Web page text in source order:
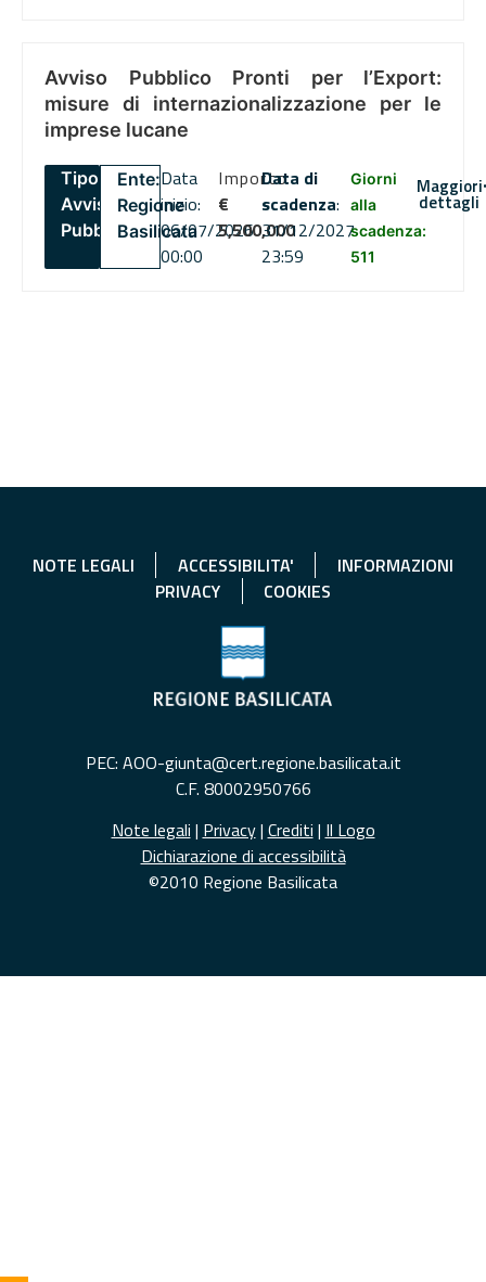
Avviso Pubblico Pronti per l’Export:
misure di internazionalizzazione per le
imprese lucane
Tipo:
Avviso
Pubblico
Ente:
Regione
Basilicata
Data
inizio:
06/07/2026
00:00
Importo
€
5,500,000
Data di
scadenza:
31/12/2027
23:59
Giorni
alla
scadenza:
511
Maggiori
dettagli
NOTE LEGALI ACCESSIBILITA'
INFORMAZIONI
PRIVACY
COOKIES
PEC: AOO-giunta@cert.regione.basilicata.it
C.F. 80002950766
Note legali | Privacy| Crediti | Il Logo
Dichiarazione di accessibilità
©2010 Regione Basilicata